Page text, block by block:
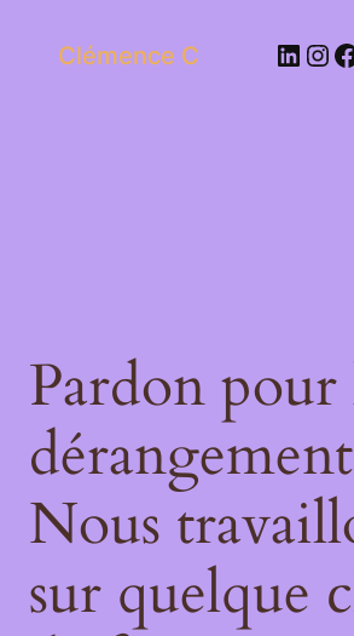
Clémence C
Pardon pour
Nous
sur quelque